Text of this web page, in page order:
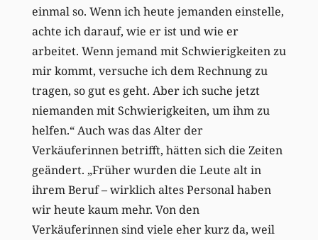
einmal so. Wenn ich heute jemanden einstelle,
achte ich darauf, wie er ist und wie er
arbeitet. Wenn jemand mit Schwierigkeiten zu
mir kommt, versuche ich dem Rechnung zu
tragen, so gut es geht. Aber ich suche jetzt
niemanden mit Schwierigkeiten, um ihm zu
helfen.“ Auch was das Alter der
Verkäuferinnen betrifft, hätten sich die Zeiten
geändert. „Früher wurden die Leute alt in
ihrem Beruf – wirklich altes Personal haben
wir heute kaum mehr. Von den
Verkäuferinnen sind viele eher kurz da, weil